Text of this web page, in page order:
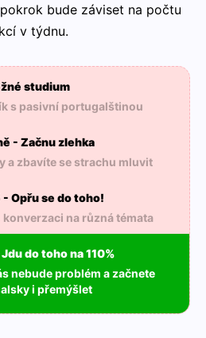
bude záviset na počtu
v týdnu.
studium
s pasivní portugalštinou
- Začnu zlehka
a zbavíte se strachu mluvit
Opřu se do toho!
na různá témata
do toho na 110%
nebude problém a začnete
i přemýšlet